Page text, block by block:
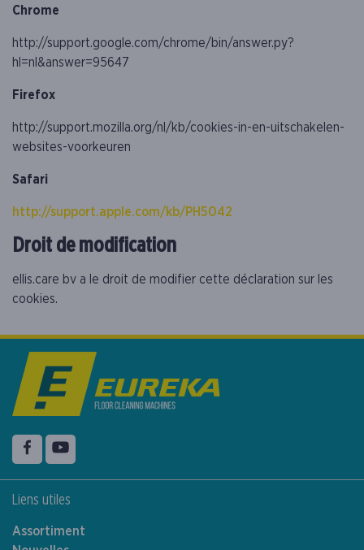
Chrome
http://support.google.com/chrome/bin/answer.py?
hl=nl&answer=95647
Firefox
http://support.mozilla.org/nl/kb/cookies-in-en-uitschakelen-
websites-voorkeuren
Safari
http://support.apple.com/kb/PH5042
Droit de modification
ellis.care bv a le droit de modifier cette déclaration sur les
cookies.
Suiver nous sur
Facebook
Liens utiles
Assortiment